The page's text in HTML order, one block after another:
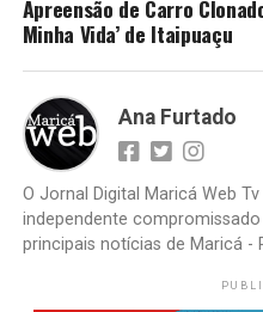
Apreensão de Carro
Minha Vida’ de Itaipuaçu
Ana Furtado
O Jornal Digital Maricá Web
independente
principais notícias de Maricá -